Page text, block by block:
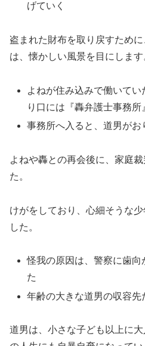
げていく
盗まれた財布を取り戻すため
は、懐かしい風景を目にします
よねが住み込みで働いて
り口には『轟弁護士事務
事務所へ入ると、道男がお
よねや轟との再会後に、家庭
た。
けがをしており、心細そうな
した。
怪我の原因は、警察に歯
た
年齢の大きな道男の収容先
道男は、小さな子ども以上に